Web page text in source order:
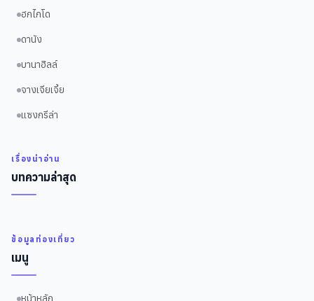
ฮกไกโด
ดานัง
บานาฮิลล์
จางเจียเจี้ย
แซงกรีล่า
เรื่องน่าอ่าน
บทความล่าสุด
ข้อมูลท่องเที่ยว
เมนู
หน้าหลัก